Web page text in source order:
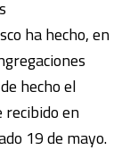
ha hecho, en
hecho el
recibido en
19 de mayo.